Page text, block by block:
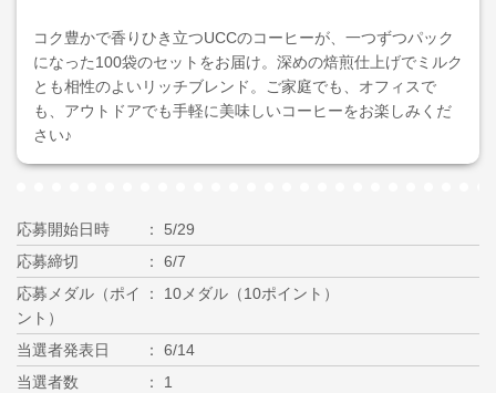
コク豊かで香りひき立つUCCのコーヒーが、一つずつパック
になった100袋のセットをお届け。深めの焙煎仕上げでミルク
とも相性のよいリッチブレンド。ご家庭でも、オフィスで
も、アウトドアでも手軽に美味しいコーヒーをお楽しみくだ
さい♪
応募開始日時
5/29
応募締切
6/7
応募メダル（ポイ
ント）
10メダル（10ポイント）
当選者発表日
6/14
当選者数
1